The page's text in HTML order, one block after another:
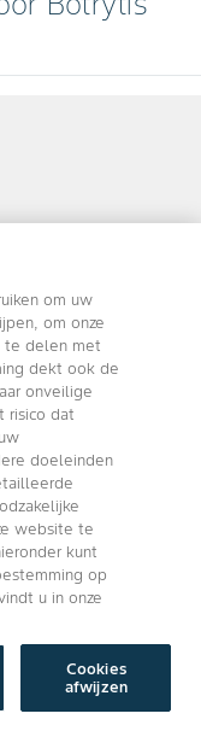
om uw
om onze
te delen met
dekt ook de
onveilige
risico dat
doeleinden
website te
kunt
op
u in onze
Cookies
afwijzen